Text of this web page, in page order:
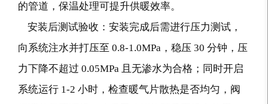
的管道，保温处理可提升供暖效率。
安装后测试验收：安装完成后需进行压力测试，
向系统注水并打压至 0.8-1.0MPa，稳压 30 分钟，压
力下降不超过 0.05MPa 且无渗水为合格；同时开启
系统运行 1-2 小时，检查暖气片散热是否均匀，阀